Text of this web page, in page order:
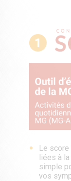
1
Le score
liées à
simple
vos